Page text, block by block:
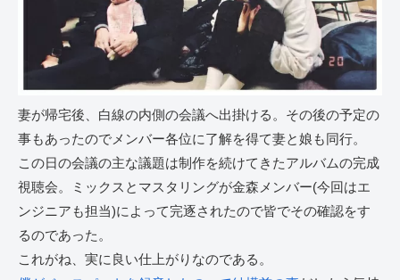
妻が帰宅後、白線の内側の会議へ出掛ける。その後の予定の
事もあったのでメンバー各位に了解を得て妻と娘も同行。
この日の会議の主な議題は制作を続けてきたアルバムの完成
視聴会。ミックスとマスタリングが金森メンバー(今回はエ
ンジニアも担当)によって完逐されたので皆でその確認をす
るのであった。
これがね、実に良い仕上がりなのである。